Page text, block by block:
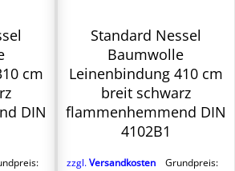
cm
DIN
Standard Nessel
Baumwolle
Leinenbindung 410 cm
breit schwarz
flammenhemmend DIN
4102B1
zzgl.Versandkosten Grundpreis: